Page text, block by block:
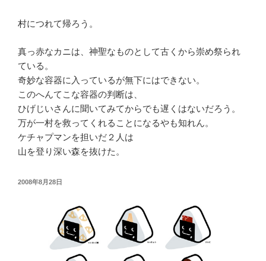
村につれて帰ろう。
真っ赤なカニは、神聖なものとして古くから崇め祭られ
ている。
奇妙な容器に入っているが無下にはできない。
このへんてこな容器の判断は、
ひげじいさんに聞いてみてからでも遅くはないだろう。
万が一村を救ってくれることになるやも知れん。
ケチャプマンを担いだ２人は
山を登り深い森を抜けた。
投
2008年8月28日